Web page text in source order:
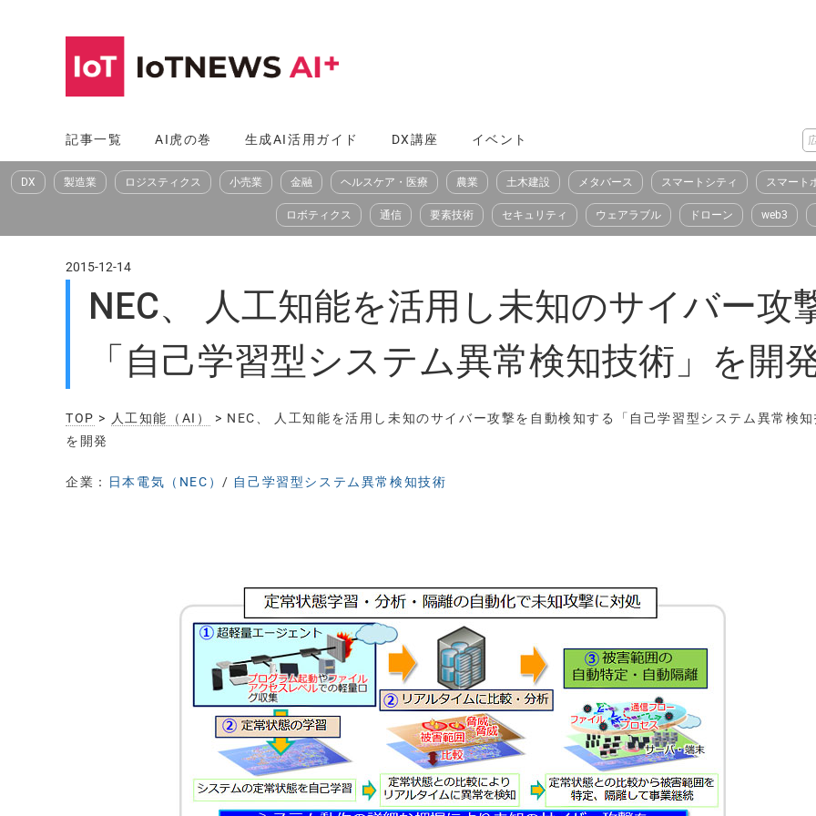
へ
ス
記事一覧 AI虎の巻 生成AI活用ガイド DX講座 イベント
DX 製造業 ロジスティクス 小売業 金融 ヘルスケア・医療 農業 土木建設 メタバース スマートシティ スマート
ロボティクス 通信 要素技術 セキュリティ ウェアラブル ドローン web3
2015-12-14
NEC、 人工知能を活用し未知のサイバー攻
「自己学習型システム異常検知技術」を開
TOP > 人工知能（AI）
> NEC、 人工知能を活用し未知のサイバー攻撃を自動検知する「自己学習型システム異常検
を開発
企業： 日本電気（NEC） / 自己学習型システム異常検知技術